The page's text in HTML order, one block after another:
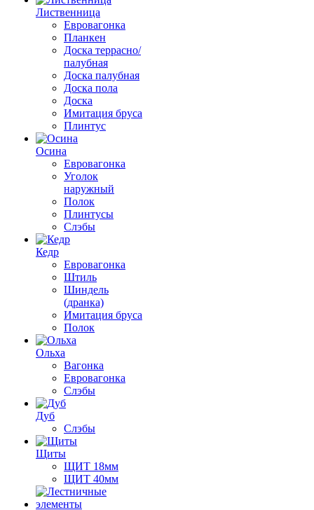
Лиственница
Евровагонка
Планкен
Доска террасно/
палубная
Доска палубная
Доска пола
Доска
Имитация бруса
Плинтус
Осина
Евровагонка
Уголок
наружный
Полок
Плинтусы
Слэбы
Кедр
Евровагонка
Штиль
Шиндель
(дранка)
Имитация бруса
Полок
Ольха
Вагонка
Евровагонка
Слэбы
Дуб
Слэбы
Щиты
ЩИТ 18мм
ЩИТ 40мм